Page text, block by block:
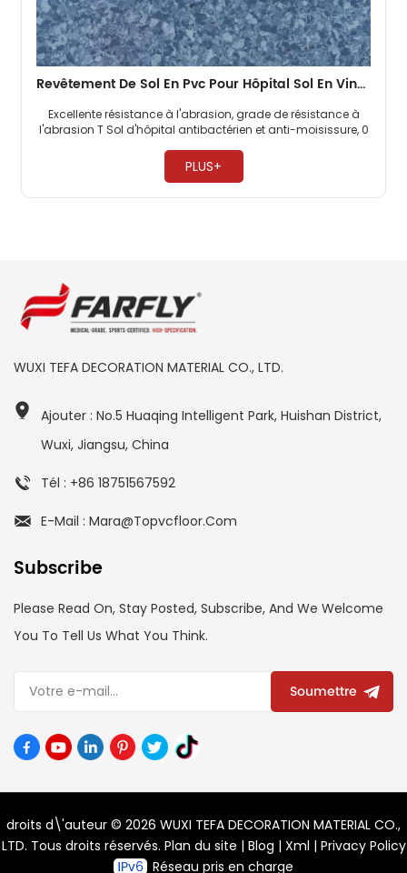
Revêtement De Sol En Pvc Pour Hôpital Sol En Vinyle Homogène De 2 Mm
Excellente résistance à l'abrasion, grade de résistance à
l'abrasion T Sol d'hôpital antibactérien et anti-moisissure, 0
PLUS+
WUXI TEFA DECORATION MATERIAL CO., LTD.
Ajouter : No.5 Huaqing Intelligent Park, Huishan District,
Wuxi, Jiangsu, China
Tél : +86 18751567592
E-Mail : Mara@topvcfloor.com
Subscribe
Please Read On, Stay Posted, Subscribe, And We Welcome
You To Tell Us What You Think.
Soumettre
droits d\'auteur © 2026 WUXI TEFA DECORATION MATERIAL CO.,
LTD. Tous droits réservés. Plan du site | Blog | Xml | Privacy Policy
Réseau pris en charge